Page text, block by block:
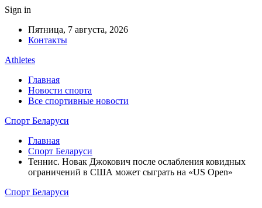
Sign in
Пятница, 7 августа, 2026
Контакты
Athletes
Главная
Новости спорта
Все спортивные новости
Спорт Беларуси
Главная
Спорт Беларуси
Теннис. Новак Джокович после ослабления ковидных
ограничений в США может сыграть на «US Open»
Спорт Беларуси